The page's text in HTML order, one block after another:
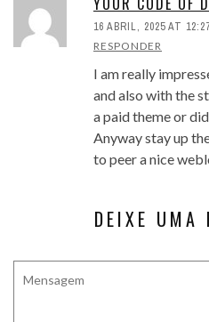
16 ABRIL, 2025 AT
RESPONDER
I am really
and also with the
a paid theme or
Anyway stay up
to peer a nice
DEIXE UMA